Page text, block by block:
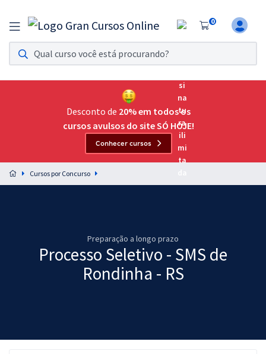
0
Assinatura Ilimitada 11
Acesso a todos os cursos. Teste grátis por 7 dias!
Assinatura OAB Até Passar
Acesso ilimitado a toda preparação para o Exame da
Preparação completa e intensiva para as principais
residências em saúde do Brasil
Cursos 20% OFF
Desconto de 20% em todos os
cursos avulsos do site SÓ HOJE!
Conhecer cursos
Cursos por Concurso
Preparação a longo prazo
Processo Seletivo - SMS de
Rondinha - RS